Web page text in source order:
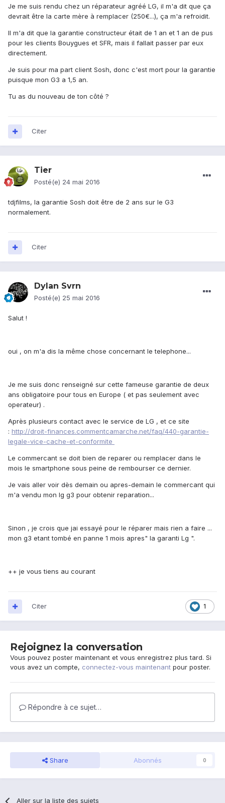
Je me suis rendu chez un réparateur agréé LG, il m'a dit que ça
devrait être la carte mère à remplacer (250€...), ça m'a refroidit.
Il m'a dit que la garantie constructeur était de 1 an et 1 an de pus
pour les clients Bouygues et SFR, mais il fallait passer par eux
directement.
Je suis pour ma part client Sosh, donc c'est mort pour la garantie
puisque mon G3 a 1,5 an.
Tu as du nouveau de ton côté ?
Citer
Tier
Posté(e) 24 mai 2016
tdjfilms, la garantie Sosh doit être de 2 ans sur le G3
normalement.
Citer
Dylan Svrn
Posté(e) 25 mai 2016
Salut !
oui , on m'a dis la même chose concernant le telephone...
Je me suis donc renseigné sur cette fameuse garantie de deux
ans obligatoire pour tous en Europe ( et pas seulement avec
operateur) .
Après plusieurs contact avec le service de LG , et ce site
: http://droit-finances.commentcamarche.net/faq/440-garantie-
legale-vice-cache-et-conformite
Le commercant se doit bien de reparer ou remplacer dans le
mois le smartphone sous peine de rembourser ce dernier.
Je vais aller voir dès demain ou apres-demain le commercant qui
m'a vendu mon lg g3 pour obtenir reparation...
Sinon , je crois que jai essayé pour le réparer mais rien a faire ...
mon g3 etant tombé en panne 1 mois apres" la garanti Lg ".
++ je vous tiens au courant
1
Citer
Rejoignez la conversation
Vous pouvez poster maintenant et vous enregistrez plus tard. Si
vous avez un compte, connectez-vous maintenant pour poster.
Répondre à ce sujet…
Share Abonnés 0
Aller sur la liste des sujets